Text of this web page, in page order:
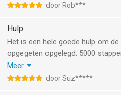
op je telefoon.
• Apple Watch
• Garmin
• Oura
• Fitbit
• Whoop
door Rob***
Hulp
Het is een hele goede hulp om
opgegeten opgelegd: 5000
ben 90 jaar , maar toch . De
zelfs krijg ik aanmoedigingen
Meer
door Suz*****